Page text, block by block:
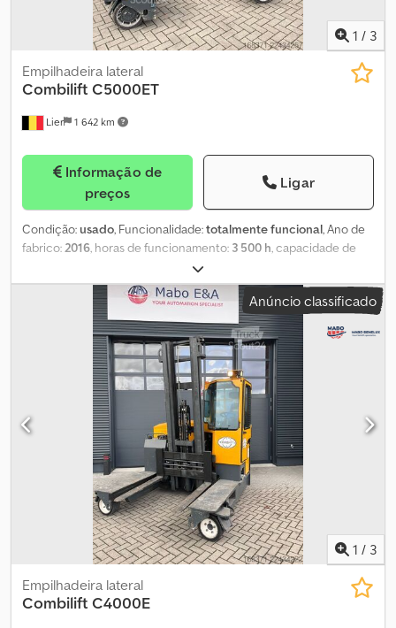
1 / 3
Lier 1 642 km
Empilhadeira lateral
Combilift C5000ET
Informação de
preços
Ligar
Condição:usado, Funcionalidade:totalmente funcional, Ano de
fabrico:2016, horas de funcionamento: 3 500 h, capacidade de
, altura de elevação:
1 692 mm, tipo de combustível:elétrico, tipo de mastro:triplex,
, O Combilift C5000ET é um empilhador lateral
fabricado em 2016, com 3500 horas de utilização. Possui cabine
fechada. Cedpfx Aszpyrvjqwjha
Anúncio classificado
1 / 3
Empilhadeira lateral
Combilift C4000E